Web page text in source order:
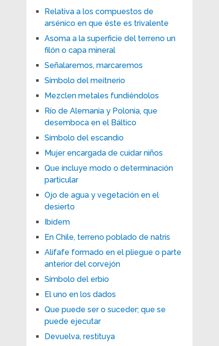
Relativa a los compuestos de
arsénico en que éste es trivalente
Asoma a la superficie del terreno un
filón o capa mineral
Señalaremos, marcaremos
Símbolo del meitnerio
Mezclen metales fundiéndolos
Río de Alemania y Polonia, que
desemboca en el Báltico
Símbolo del escandio
Mujer encargada de cuidar niños
Que incluye modo o determinación
particular
Ojo de agua y vegetación en el
desierto
Ibídem
En Chile, terreno poblado de natris
Alifafe formado en el pliegue o parte
anterior del corvejón
Símbolo del erbio
El uno en los dados
Que puede ser o suceder; que se
puede ejecutar
Devuelva, restituya